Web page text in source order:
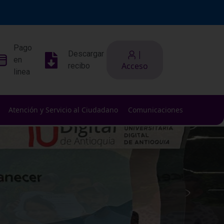
Pago
en
linea
Descargar
recibo
|
Acceso
Atención y Servicio al Ciudadano Comunicaciones